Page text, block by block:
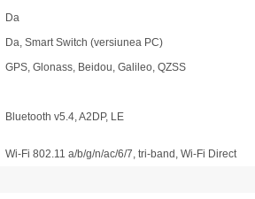
Da
Da, Smart Switch (versiunea PC)
GPS, Glonass, Beidou, Galileo, QZSS
Bluetooth v5.4, A2DP, LE
Wi-Fi 802.11 a/b/g/n/ac/6/7, tri-band, Wi-Fi Direct